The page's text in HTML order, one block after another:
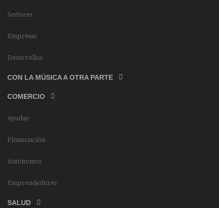
Sectores
Empresas
Desarrollos
CON LA MÚSICA A OTRA PARTE
COMERCIO
Ayudas
Financiación
Autónomos
Emprendedores
SALUD